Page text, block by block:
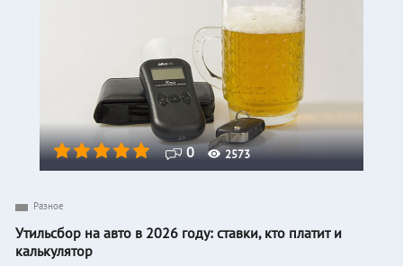
0 2573
Разное
Утильсбор на авто в 2026 году: ставки, кто платит и
калькулятор